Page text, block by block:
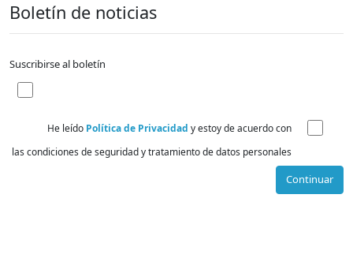
Boletín de noticias
Suscribirse al boletín
He leído Política de Privacidad y estoy de acuerdo con
las condiciones de seguridad y tratamiento de datos personales
Continuar